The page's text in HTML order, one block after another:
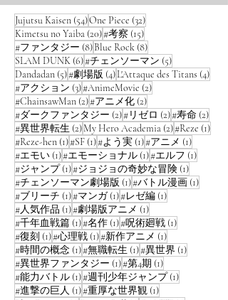
» qui parle un dialecte d'Osaka très prononcé.
Cependant, ses compétences sont bien réelles !
Utilisant des techniques de barrière et tabassant
extraterrestres et des esprits avec une batt
Jujutsu Kaisen (54)54 posts
One Piece (32)32 posts
Kimetsu no Yaiba (20)20 posts
#考察 (15)15 posts
#ファンタジー (8)8 posts
Blue Rock (8)8 posts
SLAM DUNK (6)6 posts
#チェンソーマン (5)5 posts
Dandadan (5)5 posts
#劇場版 (4)4 posts
L'Attaque des Titans (4)4
#アクション (3)3 posts
#AnimeMovie (2)2 posts
#ChainsawMan (2)2 posts
#アニメ化 (2)2 posts
#ダークファンタジー (2)2 posts
#リゼロ (2)2 posts
#寿命 (2)2
#異世界転生 (2)2 posts
My Hero Academia (2)2 posts
#Reze (1)1 post
#Reze-hen (1)1 post
#SF (1)1 post
#よう実 (1)1 post
#アニメ (1)1 post
#エモい (1)1 post
#エモーショナル (1)1 post
#エルフ (1)1 post
#ジャンプ (1)1 post
#ジョジョの奇妙な冒険 (1)1 post
#チェンソーマン劇場版 (1)1 post
#バトル漫画 (1)1 post
#ブリーチ (1)1 post
#マンガ (1)1 post
#レゼ編 (1)1 post
#人気作品 (1)1 post
#劇場版アニメ (1)1 post
#千年血戦篇 (1)1 post
#名作 (1)1 post
#呪術廻戦 (1)1 post
#復刻 (1)1 post
#心理戦 (1)1 post
#新作アニメ (1)1 post
#時間の概念 (1)1 post
#無職転生 (1)1 post
#異世界 (1)1 post
#異世界ファンタジー (1)1 post
#第4期 (1)1 post
#能力バトル (1)1 post
#週刊少年ジャンプ (1)1 post
#進撃の巨人 (1)1 post
#重厚な世界観 (1)1 post